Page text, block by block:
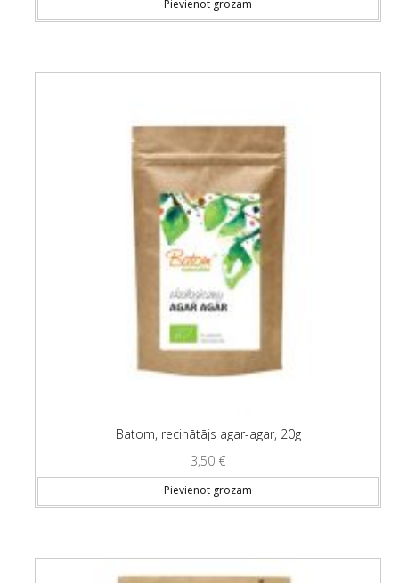
Pievienot grozam
Batom, recinātājs agar-agar, 20g
3,50 €
Pievienot grozam